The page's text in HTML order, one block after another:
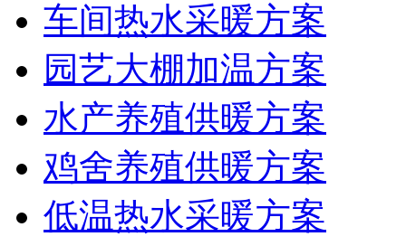
车间热水采暖方案
园艺大棚加温方案
水产养殖供暖方案
鸡舍养殖供暖方案
低温热水采暖方案